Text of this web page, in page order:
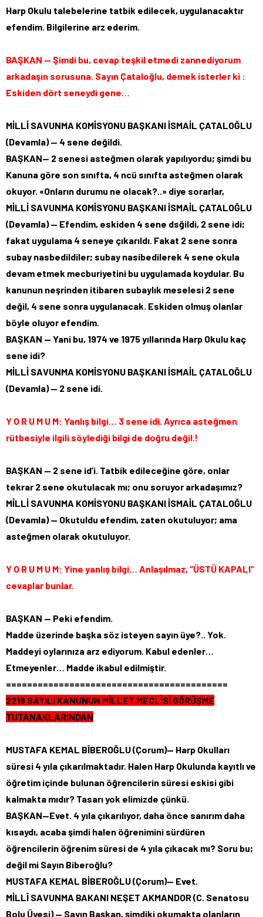
Harp Okulu talebelerine tatbik edilecek, uygulanacaktır
efendim. Bilgilerine arz ederim.
BAŞKAN — Şimdi bu, cevap teşkil etmedi zannediyorum
arkadaşın sorusuna. Sayın Çataloğlu, demek isterler ki :
Eskiden dört seneydi gene…
MİLLİ SAVUNMA KOMİSYONU BAŞKANI İSMAİL ÇATALOĞLU
(Devamla) — 4 sene değildi.
BAŞKAN— 2 senesi asteğmen olarak yapılıyordu; şimdi bu
Kanuna göre son sınıfta, 4 ncü sınıfta asteğmen olarak
okuyor. «Onların durumu ne olacak?..» diye sorarlar,
MİLLİ SAVUNMA KOMİSYONU BAŞKANI İSMAİL ÇATALOĞLU
(Devamla) — Efendim, eskiden 4 sene dsğildi, 2 sene idi;
fakat uygulama 4 seneye çıkarıldı. Fakat 2 sene sonra
subay nasbedildiler; subay nasibedilerek 4 sene okula
devam etmek mecburiyetini bu uygulamada koydular. Bu
kanunun neşrinden itibaren subaylık meselesi 2 sene
değil, 4 sene sonra uygulanacak. Eskiden olmuş olanlar
böyle oluyor efendim.
BAŞKAN — Yani bu, 1974 ve 1975 yıllarında Harp Okulu kaç
sene idi?
MİLLİ SAVUNMA KOMİSYONU BAŞKANI İSMAİL ÇATALOĞLU
(Devamla) — 2 sene idi.
Y O R U M U M: Yanlış bilgi… 3 sene idi. Ayrıca asteğmen
rütbesiyle ilgili söylediği bilgi de doğru değil.!
BAŞKAN — 2 sene id’i. Tatbik edileceğine göre, onlar
tekrar 2 sene okutulacak mı; onu soruyor arkadaşımız?
MİLLİ SAVUNMA KOMİSYONU BAŞKANI İSMAİL ÇATALOĞLU
(Devamla) — Okutuldu efendim, zaten okutuluyor; ama
asteğmen olarak okutuluyor.
Y O R U M U M: Yine yanlış bilgi… Anlaşılmaz, “ÜSTÜ KAPALI”
cevaplar bunlar.
BAŞKAN — Peki efendim.
Madde üzerinde başka söz isteyen sayın üye?.. Yok.
Maddeyi oylarınıza arz ediyorum. Kabul edenler…
Etmeyenler… Madde ikabul edilmiştir.
==========================================
2218 SAYILI KANUNUN MİLLET MECLİSİ GÖRÜŞME
TUTANAKLARINDAN
MUSTAFA KEMAL BÎBEROĞLU (Çorum)— Harp Okulları
süresi 4 yıla çıkarılmaktadır. Halen Harp Okulunda kayıtlı ve
öğretim içinde bulunan öğrencilerin süresi eskisi gibi
kalmakta mıdır? Tasarı yok elimizde çünkü.
BAŞKAN—Evet. 4 yıla çıkarılıyor, daha önce sanırım daha
kısaydı, acaba şimdi halen öğrenimini sürdüren
öğrencilerin öğrenim süresi de 4 yıla çıkacak mı? Soru bu;
değil mi Sayın Biberoğlu?
MUSTAFA KEMAL BİBEROĞLU (Çorum)— Evet.
MİLLÎ SAVUNMA BAKANI NEŞET AKMANDOR (C. Senatosu
Bolu Üyesi) — Sayın Başkan, şimdiki okumakta olanların